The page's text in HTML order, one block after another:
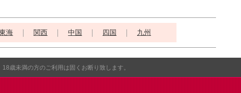
海 関西 中国 四国 九州
歳未満の方のご利用は固くお断り致します。